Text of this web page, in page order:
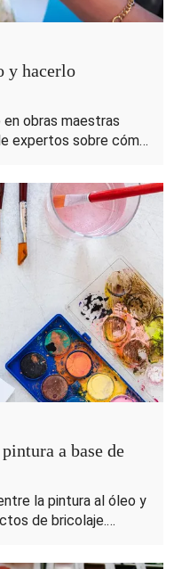
y hacerlo
obras maestras
expertos sobre cómo
a base de
la pintura al óleo y
de bricolaje.